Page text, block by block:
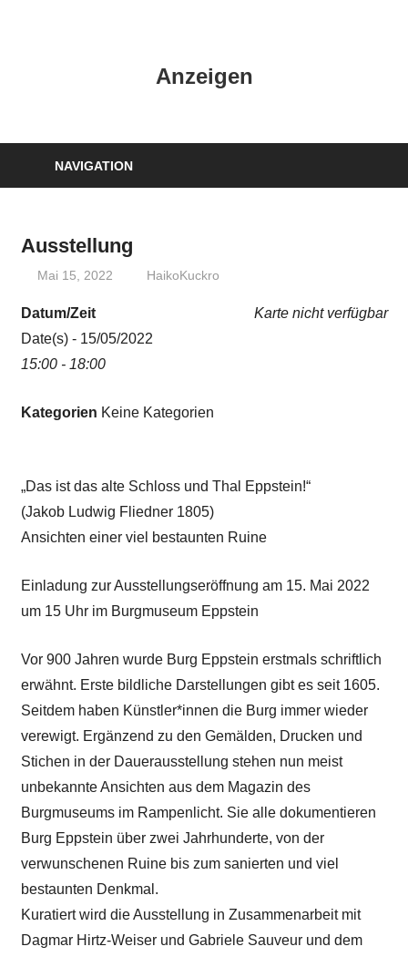
Anzeigen
NAVIGATION
Ausstellung
Mai 15, 2022 HaikoKuckro
Karte nicht verfügbar
Datum/Zeit
Date(s) - 15/05/2022
15:00 - 18:00
Kategorien Keine Kategorien
„Das ist das alte Schloss und Thal Eppstein!“
(Jakob Ludwig Fliedner 1805)
Ansichten einer viel bestaunten Ruine
Einladung zur Ausstellungseröffnung am 15. Mai 2022
um 15 Uhr im Burgmuseum Eppstein
Vor 900 Jahren wurde Burg Eppstein erstmals schriftlich
erwähnt. Erste bildliche Darstellungen gibt es seit 1605.
Seitdem haben Künstler*innen die Burg immer wieder
verewigt. Ergänzend zu den Gemälden, Drucken und
Stichen in der Dauerausstellung stehen nun meist
unbekannte Ansichten aus dem Magazin des
Burgmuseums im Rampenlicht. Sie alle dokumentieren
Burg Eppstein über zwei Jahrhunderte, von der
verwunschenen Ruine bis zum sanierten und viel
bestaunten Denkmal.
Kuratiert wird die Ausstellung in Zusammenarbeit mit
Dagmar Hirtz-Weiser und Gabriele Sauveur und dem